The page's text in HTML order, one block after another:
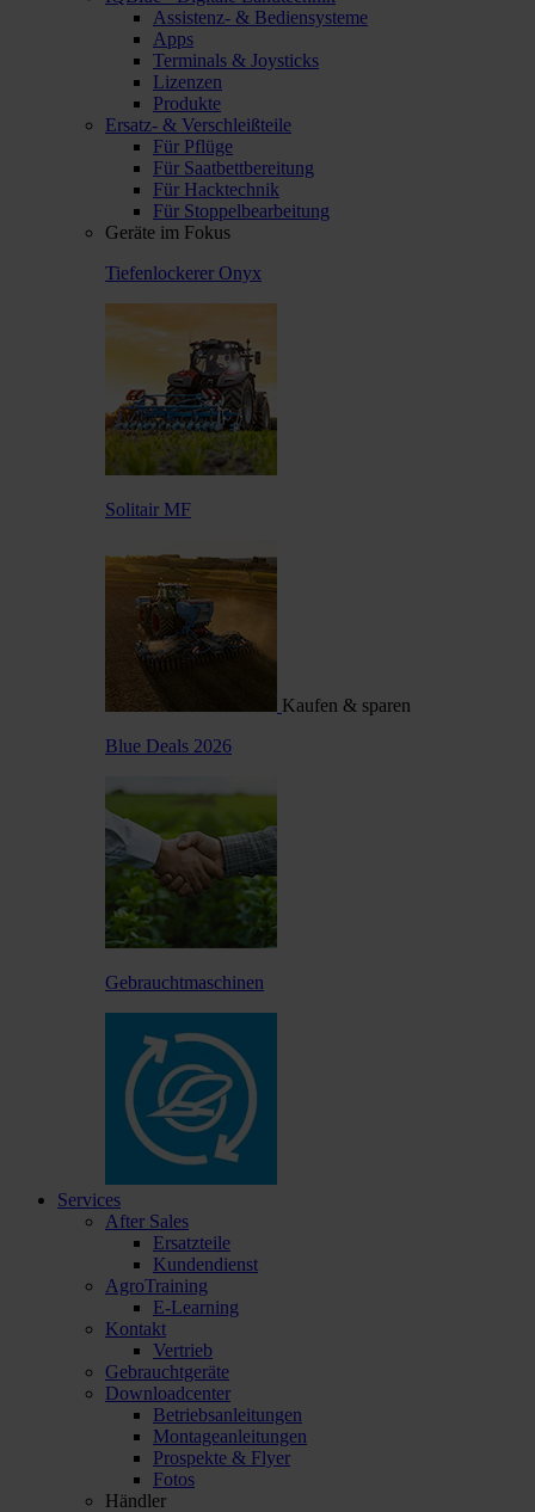
Assistenz- & Bediensysteme
Apps
Terminals & Joysticks
Lizenzen
Produkte
Ersatz- & Verschleißteile
Für Pflüge
Für Saatbettbereitung
Für Hacktechnik
Für Stoppelbearbeitung
Geräte im Fokus
Tiefenlockerer Onyx
Solitair MF
Kaufen & sparen
Blue Deals 2026
Gebrauchtmaschinen
Services
After Sales
Ersatzteile
Kundendienst
AgroTraining
E-Learning
Kontakt
Vertrieb
Gebrauchtgeräte
Downloadcenter
Betriebsanleitungen
Montageanleitungen
Prospekte & Flyer
Fotos
Händler